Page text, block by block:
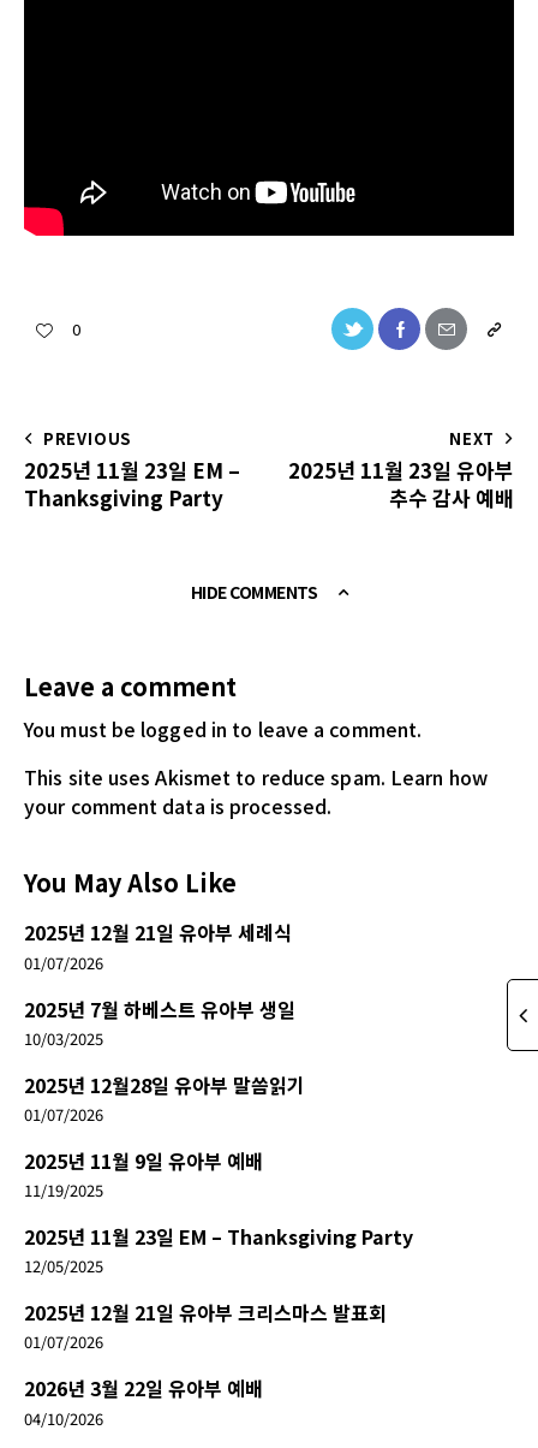
0
PREVIOUS
2025년 11월 23일 EM –
Thanksgiving Party
NEXT
2025년 11월 23일 유아부
추수 감사 예배
HIDE COMMENTS
Leave a comment
You must be logged in to leave a comment.
This site uses Akismet to reduce spam. Learn how
your comment data is processed.
You May Also Like
2025년 12월 21일 유아부 세례식
01/07/2026
2025년 7월 하베스트 유아부 생일
10/03/2025
2025년 12월28일 유아부 말씀읽기
01/07/2026
2025년 11월 9일 유아부 예배
11/19/2025
2025년 11월 23일 EM – Thanksgiving Party
12/05/2025
2025년 12월 21일 유아부 크리스마스 발표회
01/07/2026
2026년 3월 22일 유아부 예배
04/10/2026